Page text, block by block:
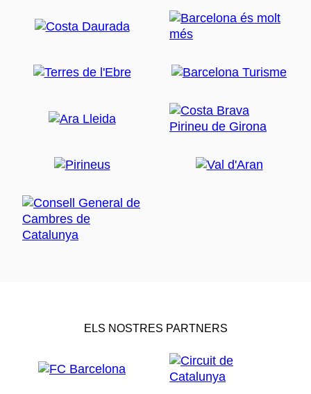
ELS NOSTRES PARTNERS